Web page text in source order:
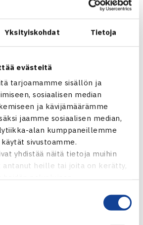
Yksityiskohdat Tietoja
evästeitä
tarjoamamme sisällön ja
sosiaalisen median
ja kävijämäärämme
jaamme sosiaalisen median,
alan kumppaneillemme
sivustoamme.
yhdistää näitä tietoja muihin
heille tai joita on kerätty,
– Pierre-Ludovic Duclos
-turnauksen
verkkosivut